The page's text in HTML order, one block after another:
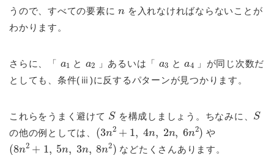
うので、すべての要素に
を入れなければならないことが
わかります。
さらに、「 と 」あるいは「 と
」が同じ次数だ
としても、条件(ⅲ)に反するパターンが見つかります。
これらをうまく避けて S を構成しましょう。ちなみに、 S
の他の例としては、 (3 n2 + 1 4n 2n 6n 2) や
(8 n2 + 1, 5n 3n 8 2) などたくさんあります。